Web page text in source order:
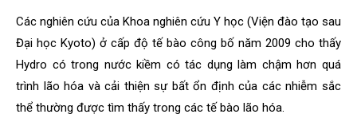
Các nghiên cứu của Khoa nghiên cứu Y học (Viện đào tạo sau
Đại học Kyoto) ở cấp độ tế bào công bố năm 2009 cho thấy
Hydro có trong nước kiềm có tác dụng làm chậm hơn quá
trình lão hóa và cải thiện sự bất ổn định của các nhiễm sắc
thể thường được tìm thấy trong các tế bào lão hóa.